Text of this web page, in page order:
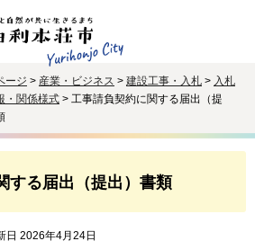
ージ > 産業・ビジネス > 建設工事・入札 > 入札
・関係様式 > 工事請負契約に関する届出（提
する届出（提出）書類
2026年4月24日